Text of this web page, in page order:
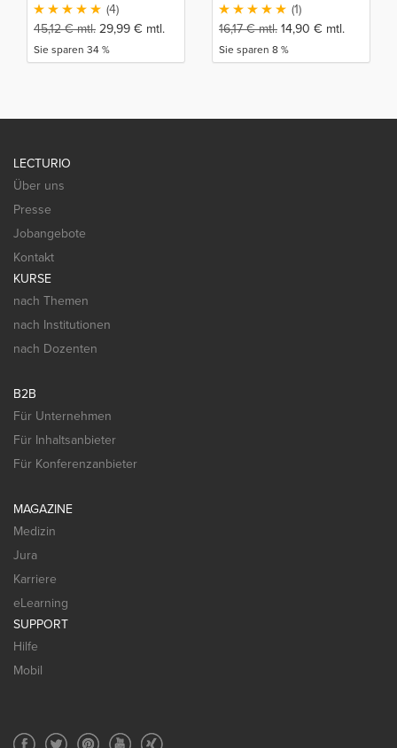
(4)
45,12€mtl. 29,99 € mtl.
Sie sparen 34 %
(1)
16,17€mtl. 14,90 € mtl.
Sie sparen 8 %
LECTURIO
Über uns
Presse
Jobangebote
Kontakt
KURSE
nach Themen
nach Institutionen
nach Dozenten
B2B
Für Unternehmen
Für Inhaltsanbieter
Für Konferenzanbieter
MAGAZINE
Medizin
Jura
Karriere
eLearning
SUPPORT
Hilfe
Mobil